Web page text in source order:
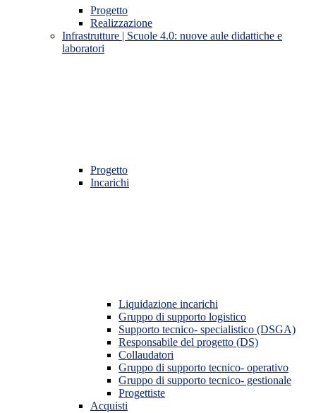
Progetto
Realizzazione
Infrastrutture | Scuole 4.0: nuove aule didattiche e
laboratori
Progetto
Incarichi
Liquidazione incarichi
Gruppo di supporto logistico
Supporto tecnico- specialistico (DSGA)
Responsabile del progetto (DS)
Collaudatori
Gruppo di supporto tecnico- operativo
Gruppo di supporto tecnico- gestionale
Progettiste
Acquisti